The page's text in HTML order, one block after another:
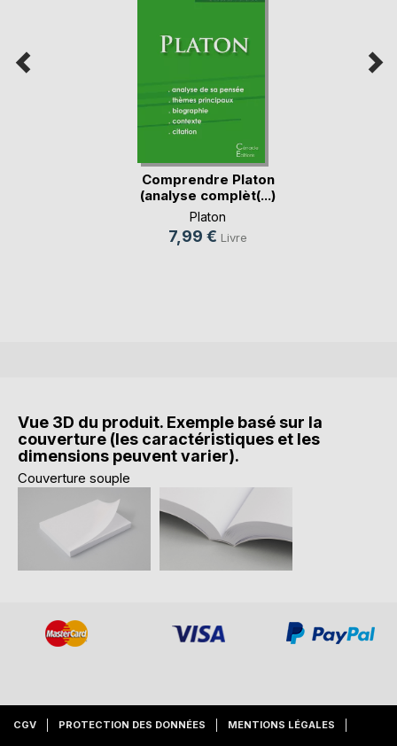
Comprendre Platon
(analyse complèt(...)
Platon
7,99 € Livre
Vue 3D du produit. Exemple basé sur la
couverture (les caractéristiques et les
dimensions peuvent varier).
Couverture souple
CGV PROTECTION DES DONNÉES MENTIONS LÉGALES